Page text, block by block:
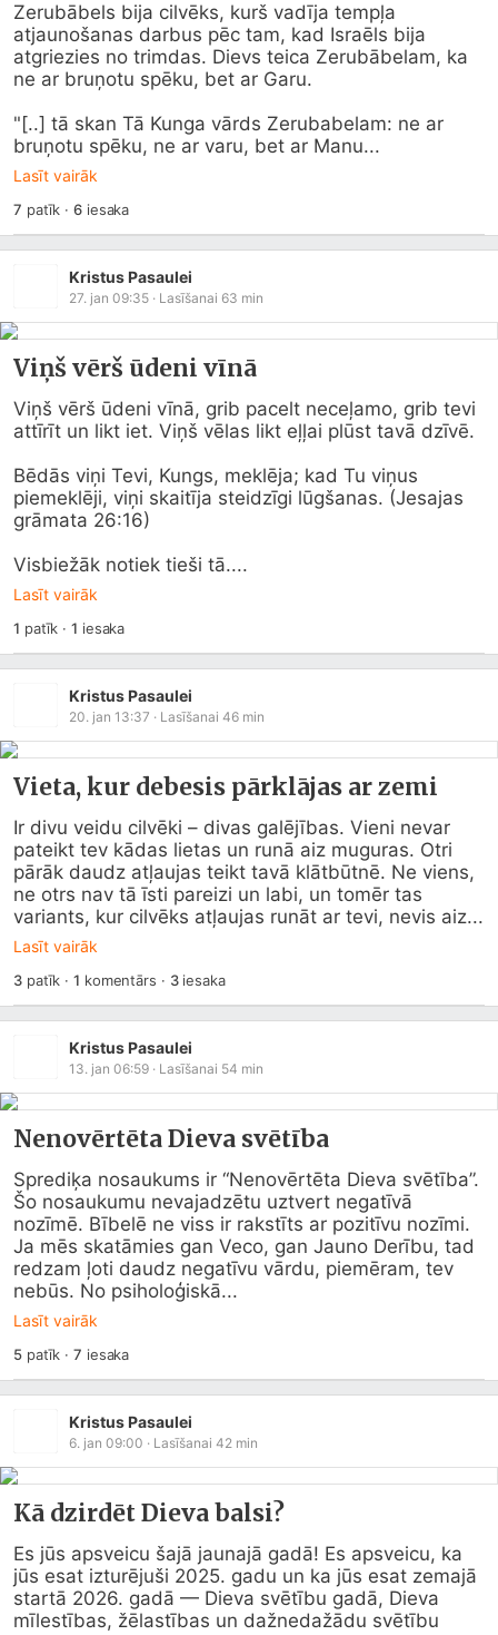
Zerubābels bija cilvēks, kurš vadīja tempļa
atjaunošanas darbus pēc tam, kad Israēls bija
atgriezies no trimdas. Dievs teica Zerubābelam, ka
ne ar bruņotu spēku, bet ar Garu.
"[..] tā skan Tā Kunga vārds Zerubabelam: ne ar
bruņotu spēku, ne ar varu, bet ar Manu...
Lasīt vairāk
7 patīk ·6iesaka
Kristus Pasaulei
27. jan 09:35 · Lasīšanai 63 min
Viņš vērš ūdeni vīnā
Viņš vērš ūdeni vīnā, grib pacelt neceļamo, grib tevi
attīrīt un likt iet. Viņš vēlas likt eļļai plūst tavā dzīvē.
Bēdās viņi Tevi, Kungs, meklēja; kad Tu viņus
piemeklēji, viņi skaitīja steidzīgi lūgšanas. (Jesajas
grāmata 26:16)
Visbiežāk notiek tieši tā....
Lasīt vairāk
1 patīk ·1 iesaka
Kristus Pasaulei
20. jan 13:37 · Lasīšanai 46 min
Vieta, kur debesis pārklājas ar zemi
Ir divu veidu cilvēki – divas galējības. Vieni nevar
pateikt tev kādas lietas un runā aiz muguras. Otri
pārāk daudz atļaujas teikt tavā klātbūtnē. Ne viens,
ne otrs nav tā īsti pareizi un labi, un tomēr tas
variants, kur cilvēks atļaujas runāt ar tevi, nevis aiz...
Lasīt vairāk
3patīk ·1 komentārs · 3iesaka
Kristus Pasaulei
13. jan 06:59 · Lasīšanai 54 min
Nenovērtēta Dieva svētība
Sprediķa nosaukums ir “Nenovērtēta Dieva svētība”.
Šo nosaukumu nevajadzētu uztvert negatīvā
nozīmē. Bībelē ne viss ir rakstīts ar pozitīvu nozīmi.
Ja mēs skatāmies gan Veco, gan Jauno Derību, tad
redzam ļoti daudz negatīvu vārdu, piemēram, tev
nebūs. No psiholoģiskā...
Lasīt vairāk
5patīk ·7 iesaka
Kristus Pasaulei
6. jan 09:00 · Lasīšanai 42 min
Kā dzirdēt Dieva balsi?
Es jūs apsveicu šajā jaunajā gadā! Es apsveicu, ka
jūs esat izturējuši 2025. gadu un ka jūs esat zemajā
startā 2026. gadā — Dieva svētību gadā, Dieva
mīlestības, žēlastības un dažnedažādu svētību